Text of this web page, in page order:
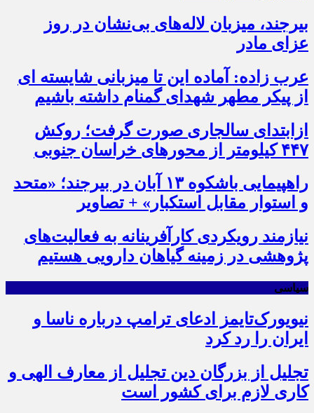
بیرجند، میزبان لاله‌های بی‌نشان در روز
عزای مادر
عرب زاده: آماده این تا میزبانی شایسته ای
از پیکر مطهر شهدای گمنام داشته باشیم
ازابتدای سالجاری صورت گرفت؛ روکش
۴۴۷ کیلومتر از محورهای خراسان جنوبی
راهپیمایی باشکوه ۱۳ آبان در بیرجند؛ «متحد
و استوار مقابل استکبار» + تصاویر
نیازمند رویکردی کارآفرینانه به فعالیت‌های
پژوهشی در زمینه گیاهان دارویی هستیم
سیاسی
نیویورک‌تایمز ادعای ترامپ درباره ناسا و
ایران را رد کرد
تجلیل از بزرگان دین تجلیل از معارف الهی و
کاری لازم برای کشور است